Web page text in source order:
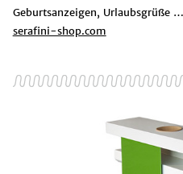
Geburtsanzeigen, Urlaubsgrüße …
serafini-shop.com